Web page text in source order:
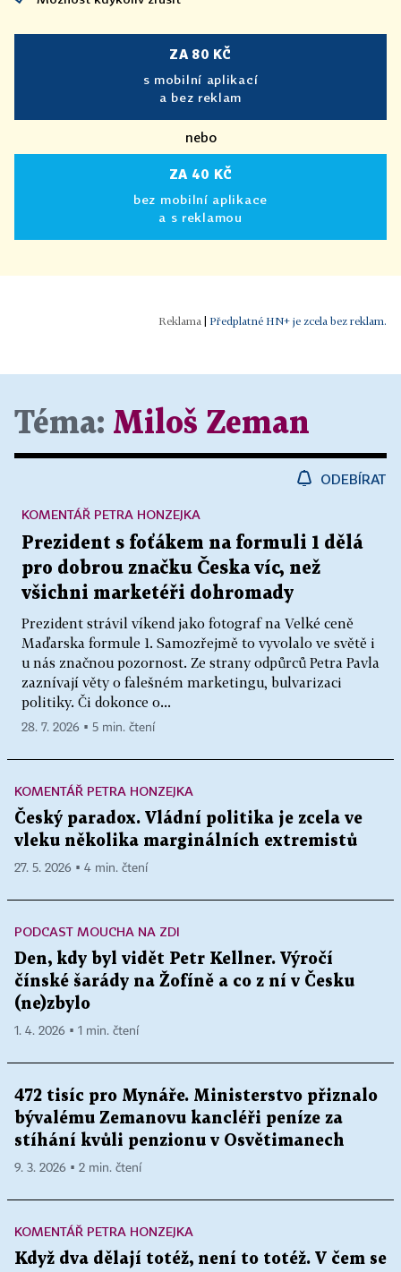
ZA 80 KČ
s mobilní aplikací
a bez reklam
nebo
ZA 40 KČ
bez mobilní aplikace
a s reklamou
| Předplatné HN+ je zcela bez reklam.
Téma: Miloš Zeman
ODEBÍRAT
Prezident s foťákem na formuli 1 dělá
pro dobrou značku Česka víc, než
všichni marketéři dohromady
Prezident strávil víkend jako fotograf na Velké ceně
Maďarska formule 1. Samozřejmě to vyvolalo ve světě i
u nás značnou pozornost. Ze strany odpůrců Petra Pavla
zaznívají věty o falešném marketingu, bulvarizaci
politiky. Či dokonce o...
KOMENTÁŘ PETRA HONZEJKA
28. 7. 2026 ▪ 5 min. čtení
KOMENTÁŘ PETRA HONZEJKA
Český paradox. Vládní politika je zcela ve
vleku několika marginálních extremistů
27. 5. 2026 ▪ 4 min. čtení
PODCAST MOUCHA NA ZDI
Den, kdy byl vidět Petr Kellner. Výročí
čínské šarády na Žofíně a co z ní v Česku
(ne)zbylo
1. 4. 2026 ▪ 1 min. čtení
472 tisíc pro Mynáře. Ministerstvo přiznalo
bývalému Zemanovu kancléři peníze za
stíhání kvůli penzionu v Osvětimanech
9. 3. 2026 ▪ 2 min. čtení
KOMENTÁŘ PETRA HONZEJKA
Když dva dělají totéž, není to totéž. V čem se